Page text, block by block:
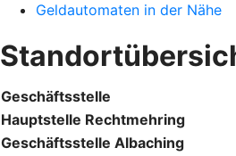
Geldautomaten in der Nähe
Geschäftsstelle
Hauptstelle Rechtmehring
Geschäftsstelle Albaching